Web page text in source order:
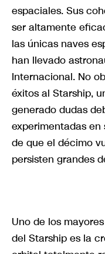
espaciales. Sus
ser altamente
las únicas naves
han llevado
Internacional. No
éxitos al Starship,
generado dudas
experimentadas en
de que el décimo
persisten grandes
Uno de los
del Starship es la